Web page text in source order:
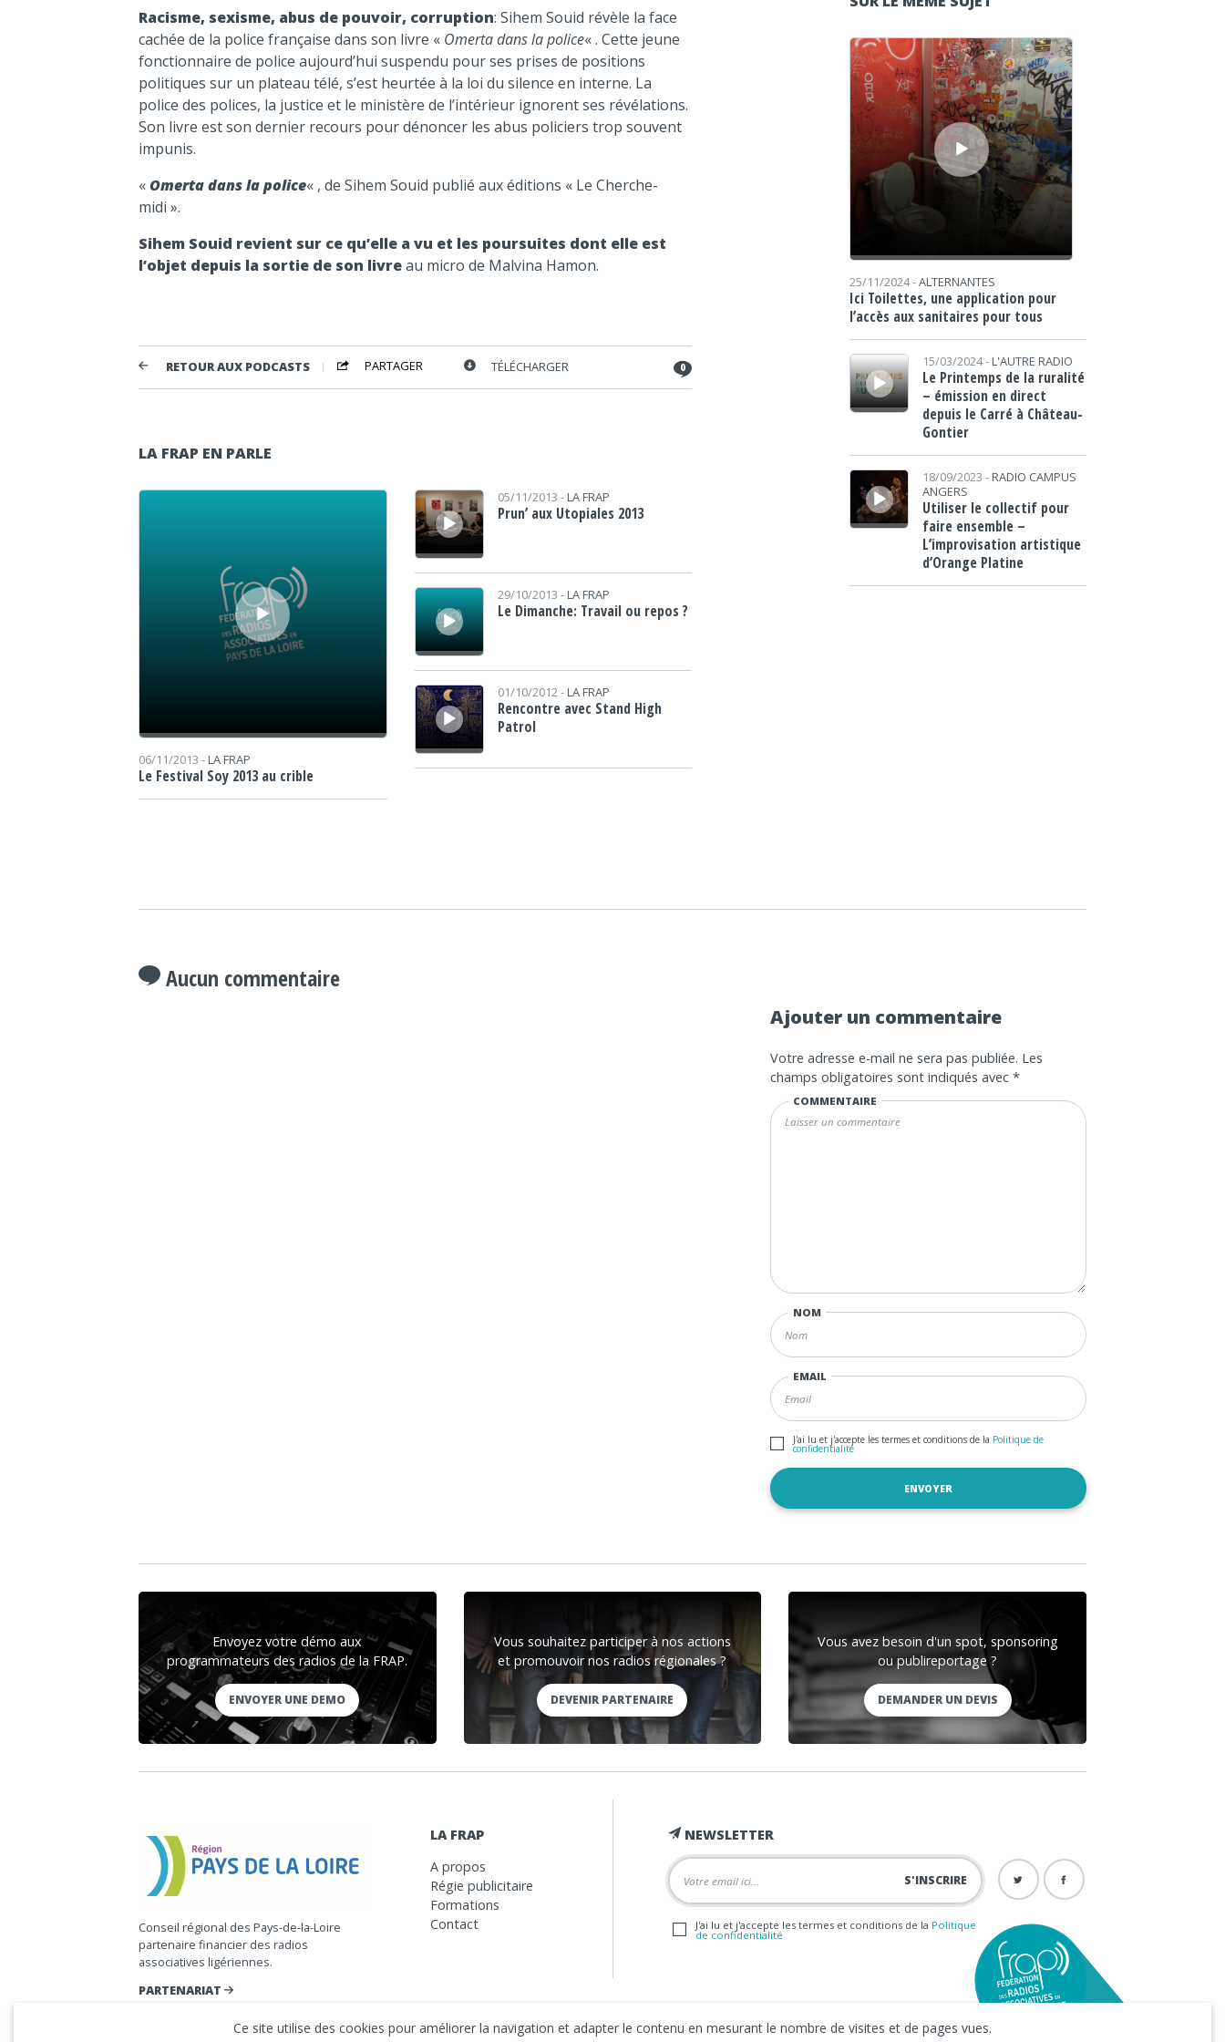
Racisme, sexisme, abus de pouvoir, corruption: Sihem Souid révèle la face
cachée de la police française dans son livre « Omerta dans la police« . Cette jeune
fonctionnaire de police aujourd’hui suspendu pour ses prises de positions
politiques sur un plateau télé, s’est heurtée à la loi du silence en interne. La
police des polices, la justice et le ministère de l’intérieur ignorent ses révélations.
Son livre est son dernier recours pour dénoncer les abus policiers trop souvent
impunis.
«Omerta dans la police« , de Sihem Souid publié aux éditions « Le Cherche-
midi ».
Sihem Souid revient sur ce qu’elle a vu et les poursuites dont elle est
l’objet depuis la sortie de son livreau micro de Malvina Hamon.
RETOUR AUX PODCASTS PARTAGER TÉLÉCHARGER 0
LA FRAP EN PARLE
Lecteur audio
06/11/2013 - LA FRAP
Le Festival Soy 2013 au crible
Lecteur audio 05/11/2013 - LA FRAP
Prun’ aux Utopiales 2013
Lecteur audio 29/10/2013 - LA FRAP
Le Dimanche: Travail ou repos ?
Lecteur audio 01/10/2012 - LA FRAP
Rencontre avec Stand High
Patrol
Lecteur audio
25/11/2024 -ALTERNANTES
Ici Toilettes, une application pour
l’accès aux sanitaires pour tous
Lecteur audio
15/03/2024 - L'AUTRE RADIO
Le Printemps de la ruralité
– émission en direct
depuis le Carré à Château-
Gontier
Lecteur audio
18/09/2023 - RADIO CAMPUS
ANGERS
Utiliser le collectif pour
faire ensemble –
L’improvisation artistique
d’Orange Platine
Aucun commentaire
Ajouter un commentaire
Votre adresse e-mail ne sera pas publiée. Les
champs obligatoires sont indiqués avec*
COMMENTAIRE
NOM
EMAIL
J'ai lu et j'accepte les termes et conditions de la Politique de
confidentialité
Envoyez votre démo aux
programmateurs des radios de la FRAP.
ENVOYER UNE DEMO
Vous souhaitez participer à nos actions
et promouvoir nos radios régionales ?
DEVENIR PARTENAIRE
Vous avez besoin d'un spot, sponsoring
ou publireportage ?
DEMANDER UN DEVIS
Conseil régional des Pays-de-la-Loire
partenaire financier des radios
associatives ligériennes.
PARTENARIAT
LA FRAP
A propos
Régie publicitaire
Formations
Contact
NEWSLETTER
J'ai lu et j'accepte les termes et conditions de la Politique
de confidentialité
Ce site utilise des cookies pour améliorer la navigation et adapter le contenu en mesurant le nombre de visites et de pages vues.